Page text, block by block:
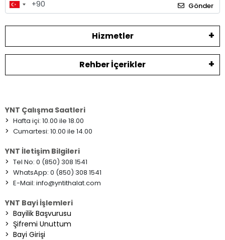
Gönder
Hizmetler
Rehber İçerikler
YNT Çalışma Saatleri
> Hafta içi: 10.00 ile 18.00
> Cumartesi: 10.00 ile 14.00
YNT İletişim Bilgileri
> Tel No: 0 (850) 308 1541
> WhatsApp: 0 (850) 308 1541
> E-Mail: info@yntithalat.com
YNT Bayi İşlemleri
> Bayilik Başvurusu
> Şifremi Unuttum
> Bayi Girişi